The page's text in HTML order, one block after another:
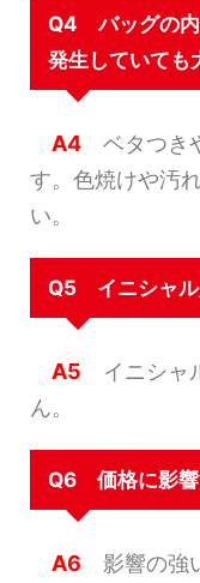
Q4 バッグの内
発生していても
A4 ベタつき
す。色焼けや汚
い。
Q5 イニシャル
A5 イニシャ
ん。
Q6 価格に影響
A6 影響の強